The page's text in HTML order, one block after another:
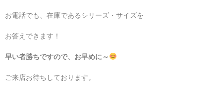
お電話でも、在庫であるシリーズ・サイズを
お答えできます！
早い者勝ちですので、お早めに～
ご来店お待ちしております。